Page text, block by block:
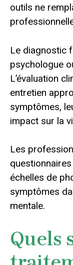
outils ne
Le diagnostic
psychologue
L’évaluation
entretien
symptômes,
impact sur la
Les
échelles de
symptômes
mentale.
Quels